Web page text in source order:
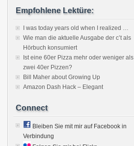
Empfohlene Lektüre:
I was today years old when I realized …
Wie man die aktuelle Ausgabe der c’t als
Hörbuch konsumiert
Ist eine 60er Pizza mehr oder weniger als
zwei 40er Pizzen?
Bill Maher about Growing Up
Amazon Dash Hack – Elegant
Connect
Bleiben Sie mit mir auf Facebook in
Verbindung